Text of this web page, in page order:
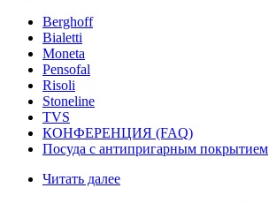
Berghoff
Bialetti
Moneta
Pensofal
Risoli
Stoneline
TVS
КОНФЕРЕНЦИЯ (FAQ)
Посуда с антипригарным покрытием
Читать далее